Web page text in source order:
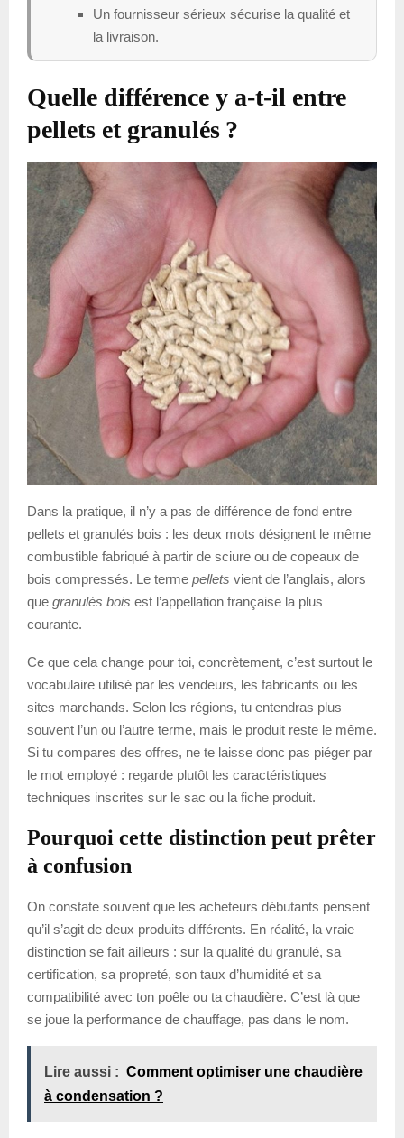
Un fournisseur sérieux sécurise la qualité et
la livraison.
Quelle différence y a-t-il entre
pellets et granulés ?
Dans la pratique, il n’y a pas de différence de fond entre
pellets et granulés bois : les deux mots désignent le même
combustible fabriqué à partir de sciure ou de copeaux de
bois compressés. Le terme pellets vient de l’anglais, alors
que granulés bois est l’appellation française la plus
courante.
Ce que cela change pour toi, concrètement, c’est surtout le
vocabulaire utilisé par les vendeurs, les fabricants ou les
sites marchands. Selon les régions, tu entendras plus
souvent l’un ou l’autre terme, mais le produit reste le même.
Si tu compares des offres, ne te laisse donc pas piéger par
le mot employé : regarde plutôt les caractéristiques
techniques inscrites sur le sac ou la fiche produit.
Pourquoi cette distinction peut prêter
à confusion
On constate souvent que les acheteurs débutants pensent
qu’il s’agit de deux produits différents. En réalité, la vraie
distinction se fait ailleurs : sur la qualité du granulé, sa
certification, sa propreté, son taux d’humidité et sa
compatibilité avec ton poêle ou ta chaudière. C’est là que
se joue la performance de chauffage, pas dans le nom.
Lire aussi : Comment optimiser une chaudière
à condensation ?